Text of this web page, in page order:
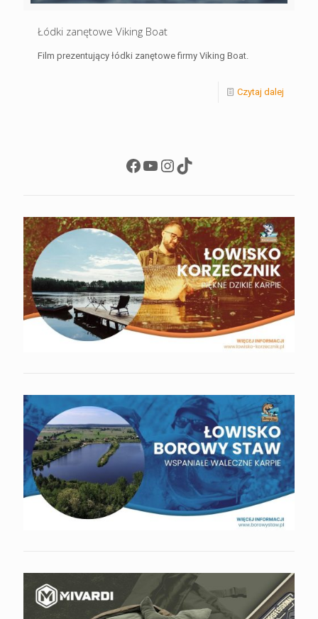
Łódki zanętowe Viking Boat
Film prezentujący łódki zanętowe firmy Viking Boat.
Czytaj dalej
Facebook
YouTube
Instagram
TikTok